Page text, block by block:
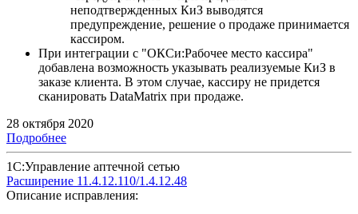
неподтвержденных КиЗ выводятся
предупреждение, решение о продаже принимается
кассиром.
При интеграции с "ОКСи:Рабочее место кассира"
добавлена возможность указывать реализуемые КиЗ в
заказе клиента. В этом случае, кассиру не придется
сканировать DataMatrix при продаже.
28 октября 2020
Подробнее
1С:Управление аптечной сетью
Расширение 11.4.12.110/1.4.12.48
Описание исправления: